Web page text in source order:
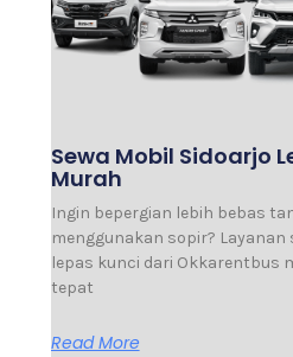
Sewa Mobil Sidoarjo
Murah
Ingin bepergian lebih bebas
menggunakan sopir? Layanan
lepas kunci dari Okkarentbus
tepat
Read More